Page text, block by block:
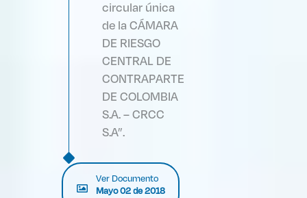
circular única
de la CÁMARA
DE RIESGO
CENTRAL DE
CONTRAPARTE
DE COLOMBIA
S.A. – CRCC
S.A”.
Ver Documento
Mayo 02 de 2018